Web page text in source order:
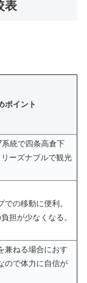
表
ポイント
統で四条高倉下
ーズナブルで観光
の移動に便利。
担が少なくなる。
兼ねる場合におす
ので体力に自信が